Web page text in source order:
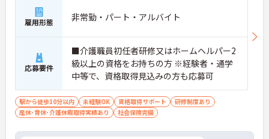
雇用形態 非常勤・パート・アルバイト
応募要件
■介護職員初任者研修又はホームヘルパー2
級以上の資格をお持ちの方 ※経験者・通学
中等で、資格取得見込みの方も応募可
駅から徒歩10分以内 未経験OK 資格取得サポート
研修制度あり
産休･育休･介護休暇取得実績あり
社会保険完備